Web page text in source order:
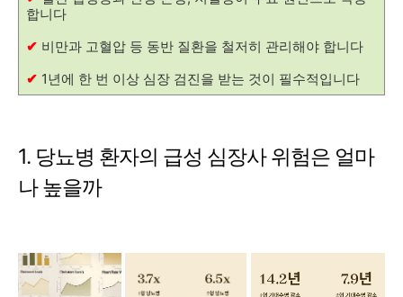
합니다
✔ 비만과 고혈압 등 동반 질환을 철저히 관리해야 합니다
✔ 1년에 한 번 이상 심장 검진을 받는 것이 필수적입니다
1. 당뇨병 환자의 급성 심장사 위험은 얼마
나 높을까